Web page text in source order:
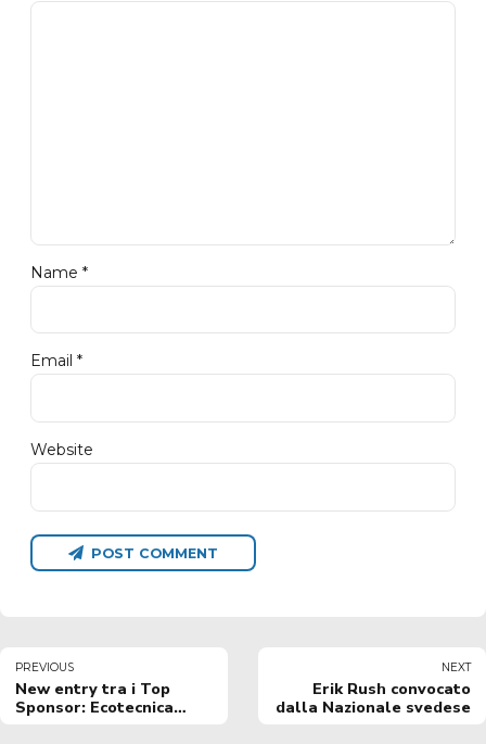
Name *
Email *
Website
POST COMMENT
PREVIOUS
New entry tra i Top
Sponsor: Ecotecnica
NEXT
Erik Rush convocato
dalla Nazionale svedese